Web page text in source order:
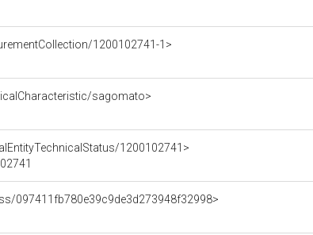
1200102741-1>
sagomato>
1200102741>
097411fb780e39c9de3d273948f32998>